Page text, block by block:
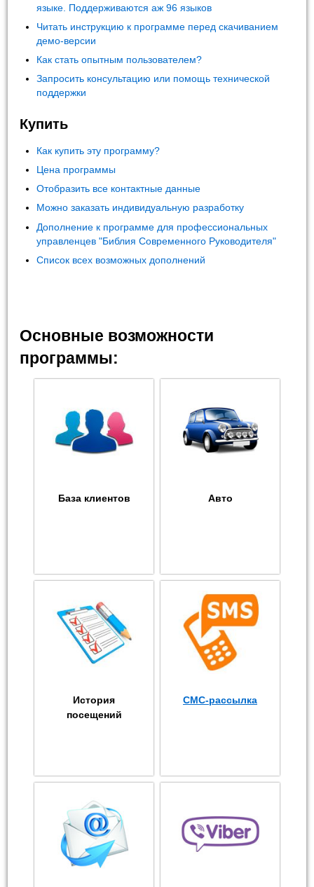
языке. Поддерживаются аж 96 языков
Читать инструкцию к программе перед скачиванием
демо-версии
Как стать опытным пользователем?
Запросить консультацию или помощь технической
поддержки
Купить
Как купить эту программу?
Цена программы
Отобразить все контактные данные
Можно заказать индивидуальную разработку
Дополнение к программе для профессиональных
управленцев "Библия Современного Руководителя"
Список всех возможных дополнений
Основные возможности
программы:
База клиентов Авто
История
посещений
СМС-рассылка